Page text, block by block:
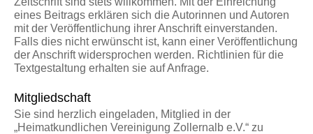
eines Beitrags erklären sich die Autorinnen und Autoren
mit der Veröffentlichung ihrer Anschrift einverstanden.
Falls dies nicht erwünscht ist, kann einer Veröffentlichung
der Anschrift widersprochen werden. Richtlinien für die
Textgestaltung erhalten sie auf Anfrage.
Mitgliedschaft
Sie sind herzlich eingeladen, Mitglied in der
„Heimatkundlichen Vereinigung Zollernalb e.V.“ zu